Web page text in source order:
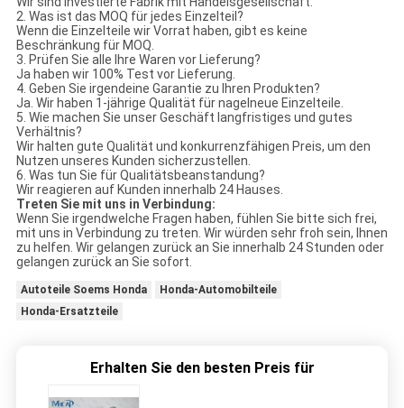
2. Was ist das MOQ für jedes Einzelteil?
Wenn die Einzelteile wir Vorrat haben, gibt es keine
Beschränkung für MOQ.
3. Prüfen Sie alle Ihre Waren vor Lieferung?
Ja haben wir 100% Test vor Lieferung.
4. Geben Sie irgendeine Garantie zu Ihren Produkten?
Ja. Wir haben 1-jährige Qualität für nagelneue Einzelteile.
5. Wie machen Sie unser Geschäft langfristiges und gutes
Verhältnis?
Wir halten gute Qualität und konkurrenzfähigen Preis, um den
Nutzen unseres Kunden sicherzustellen.
6. Was tun Sie für Qualitätsbeanstandung?
Wir reagieren auf Kunden innerhalb 24 Hauses.
Treten Sie mit uns in Verbindung:
Wenn Sie irgendwelche Fragen haben, fühlen Sie bitte sich frei,
mit uns in Verbindung zu treten. Wir würden sehr froh sein, Ihnen
zu helfen. Wir gelangen zurück an Sie innerhalb 24 Stunden oder
gelangen zurück an Sie sofort.
Autoteile Soems Honda
Honda-Automobilteile
Honda-Ersatzteile
Erhalten Sie den besten Preis für